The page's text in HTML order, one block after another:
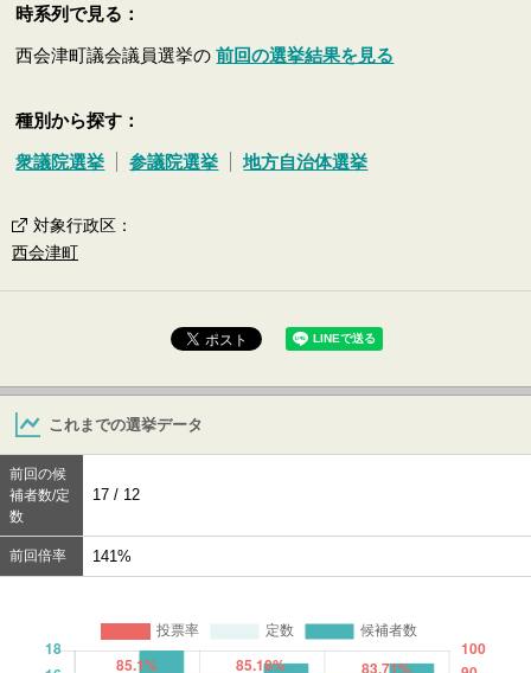
時系列で見る：
西会津町議会議員選挙の前回の選挙結果を見る
種別から探す：
衆議院選挙 参議院選挙 地方自治体選挙
対象行政区 ：
西会津町
これまでの選挙データ
前回の候
補者数/定
数
17 / 12
前回倍率 141%